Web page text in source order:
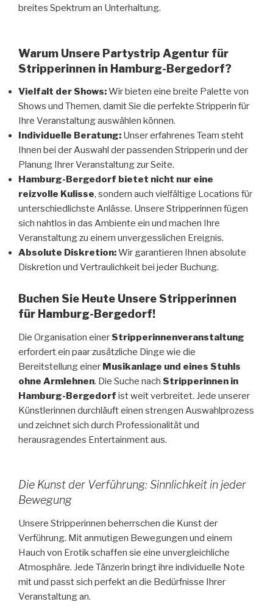
breites Spektrum an Unterhaltung.
Warum Unsere Partystrip Agentur für
Stripperinnen in Hamburg-Bergedorf?
Vielfalt der Shows:Wir bieten eine breite Palette von
Shows und Themen, damit Sie die perfekte Stripperin für
Ihre Veranstaltung auswählen können.
Individuelle Beratung: Unser erfahrenes Team steht
Ihnen bei der Auswahl der passenden Stripperin und der
Planung Ihrer Veranstaltung zur Seite.
Hamburg-Bergedorf bietet nicht nur eine
reizvolle Kulisse, sondern auch vielfältige Locations für
unterschiedlichste Anlässe. Unsere Stripperinnen fügen
sich nahtlos in das Ambiente ein und machen Ihre
Veranstaltung zu einem unvergesslichen Ereignis.
Absolute Diskretion:Wir garantieren Ihnen absolute
Diskretion und Vertraulichkeit bei jeder Buchung.
Buchen Sie Heute Unsere Stripperinnen
für Hamburg-Bergedorf!
Die Organisation einer Stripperinnenveranstaltung
erfordert ein paar zusätzliche Dinge wie die
Bereitstellung einer Musikanlage und eines Stuhls
ohne Armlehnen. Die Suche nach Stripperinnen in
Hamburg-Bergedorf ist weit verbreitet. Jede unserer
Künstlerinnen durchläuft einen strengen Auswahlprozess
und zeichnet sich durch Professionalität und
herausragendes Entertainment aus.
Die Kunst der Verführung: Sinnlichkeit in jeder
Bewegung
Unsere Stripperinnen beherrschen die Kunst der
Verführung. Mit anmutigen Bewegungen und einem
Hauch von Erotik schaffen sie eine unvergleichliche
Atmosphäre. Jede Tänzerin bringt ihre individuelle Note
mit und passt sich perfekt an die Bedürfnisse Ihrer
Veranstaltung an.